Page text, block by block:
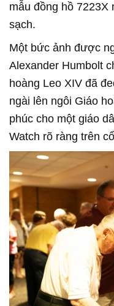
mẫu đồng hồ
sạch.
Một bức ảnh được
Alexander Humbolt
hoàng Leo XIV đã
ngài lên ngôi Giáo
phúc cho một giáo
Watch rõ ràng trên